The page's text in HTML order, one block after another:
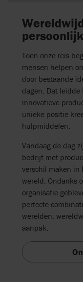
Toen onze reis
mensen helpen
door bestaande
dagen. Dat
innovatieve
unieke positie
hulpmiddelen.
Vandaag de dag
bedrijf met
verschil maken in
wereld. Ondanks
organisatie
perfecte
werelden:
aanpak.